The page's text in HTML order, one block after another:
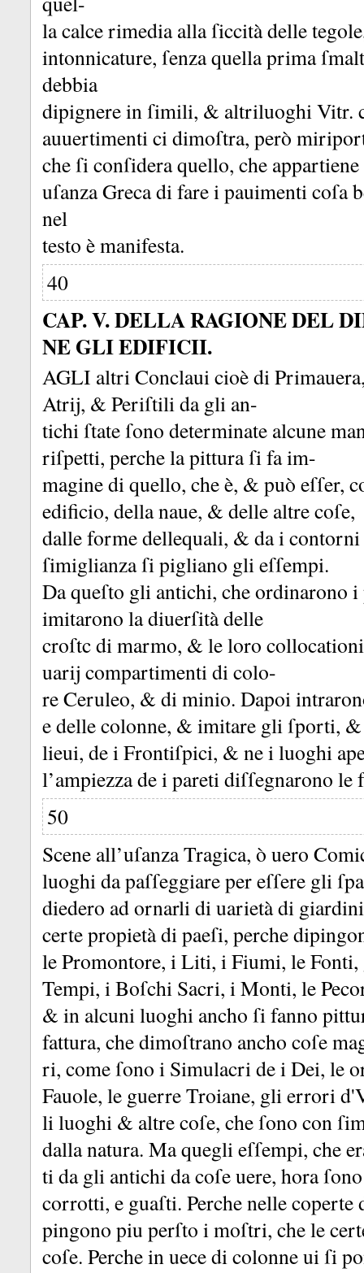
la calce rimedia alla ſiccità delle
intonnicature, ſenza quella prima
debbia
dipignere in ſimili, & altriluoghi Vitr.
auuertimenti ci dimoſtra, però
che ſi conſidera quello, che
uſanza Greca di fare i pauimenti
nel
testo è manifesta.
40
CAP. V. DELLA RAGIONE DEL
NE GLI EDIFICII.
AGLI altri Conclaui cioè di
Atrĳ, & Periſtili da gli an-
tichi ſtate ſono determinate alcune
riſpetti, perche la pittura ſi fa im-
magine di quello, che è, & può eſſer,
edificio, della naue, & delle altre coſe,
dalle forme dellequali, & da i
ſimiglianza ſi pigliano gli eſſempi.
Da queſto gli antichi, che ordinarono
imitarono la diuerſità delle
croſtc di marmo, & le loro
uarĳ compartimenti di colo-
re Ceruleo, & di minio. Dapoi
e delle colonne, & imitare gli ſporti,
lieui, de i Frontiſpici, & ne i luoghi
l’ampiezza de i pareti diſſegnarono
50
Scene all’uſanza Tragica, ò uero
luoghi da paſſeggiare per eſſere gli
diedero ad ornarli di uarietà di
certe propietà di paeſi, perche
le Promontore, i Liti, i Fiumi, le
Tempi, i Boſchi Sacri, i Monti, le
& in alcuni luoghi ancho ſi fanno
fattura, che dimoſtrano ancho coſe
ri, come ſono i Simulacri de i Dei, le
Fauole, le guerre Troiane, gli errori
li luoghi & altre coſe, che ſono con
dalla natura. Ma quegli eſſempi, che
ti da gli antichi da coſe uere, hora
corrotti, e guaſti. Perche nelle
pingono piu perſto i moſtri, che le
coſe. Perche in uece di colonne ui ſi